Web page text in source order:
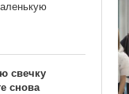
свечку
снова